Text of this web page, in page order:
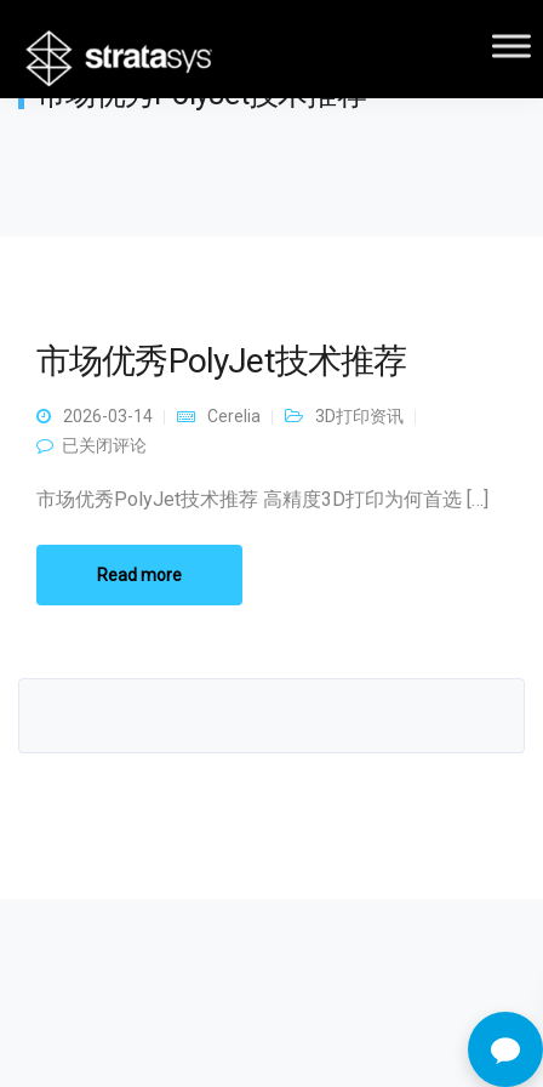
市场优秀PolyJet技术推荐
市场优秀PolyJet技术推荐
2026-03-14 Cerelia
3D打印资讯
市场优秀PolyJet技术推荐
已关闭评论
市场优秀PolyJet技术推荐 高精度3D打印为何首选 […]
Read more